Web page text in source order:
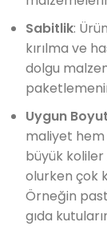
Sabitlik:
kırılma ve
dolgu
Uygun Boyut
maliyet hem
büyük
olurken çok
Örneğin
gıda